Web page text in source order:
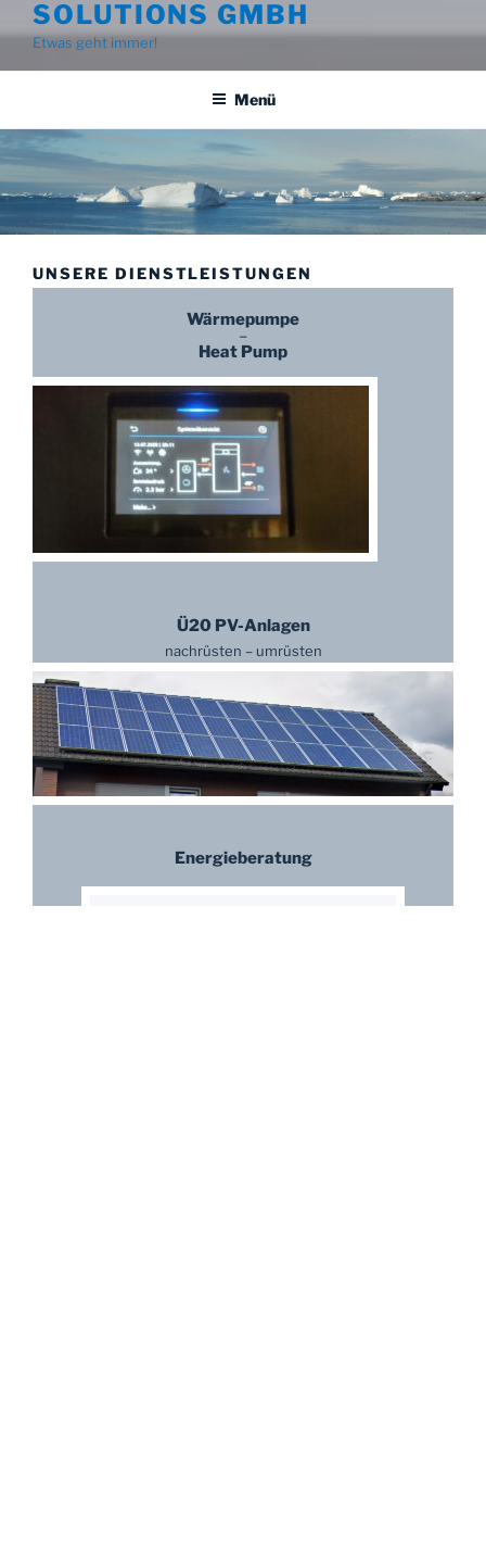
SOLUTIONS GMBH
Etwas geht immer!
Menü
UNSERE DIENSTLEISTUNGEN
Wärmepumpe
–
Heat Pump
Ü20 PV-Anlagen
nachrüsten – umrüsten
Energieberatung